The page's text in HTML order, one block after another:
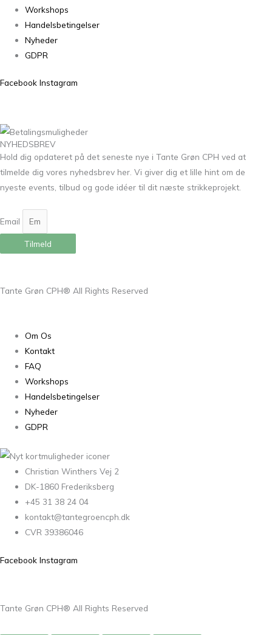
Workshops
Handelsbetingelser
Nyheder
GDPR
Facebook Instagram
NYHEDSBREV
Hold dig opdateret på det seneste nye i Tante Grøn CPH ved at
tilmelde dig vores nyhedsbrev her. Vi giver dig et lille hint om de
nyeste events, tilbud og gode idéer til dit næste strikkeprojekt.
Email
Tilmeld
Tante Grøn CPH® All Rights Reserved
Om Os
Kontakt
FAQ
Workshops
Handelsbetingelser
Nyheder
GDPR
Christian Winthers Vej 2
DK-1860 Frederiksberg
+45 31 38 24 04
kontakt@tantegroencph.dk
CVR 39386046
Facebook Instagram
Tante Grøn CPH® All Rights Reserved